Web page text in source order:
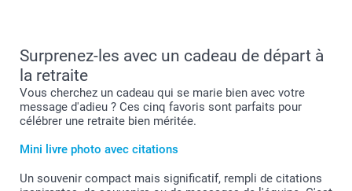
Surprenez-les avec un cadeau de départ à
la retraite
Vous cherchez un cadeau qui se marie bien avec votre
message d'adieu ? Ces cinq favoris sont parfaits pour
célébrer une retraite bien méritée.
Mini livre photo avec citations
Un souvenir compact mais significatif, rempli de citations